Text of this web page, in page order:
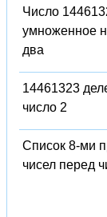
Число
умноженное
два
14461323
число 2
Список 8-ми
чисел перед